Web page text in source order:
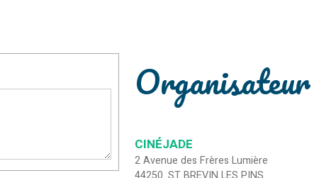
Organisateur
CINÉJADE
2 Avenue des Frères Lumière